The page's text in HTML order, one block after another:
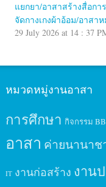
แยกยา/อาสาสร้างสื่อก
จัดกางเกงผ้าอ้อม/อาสา
29 July 2026 at 14 : 37
หมวดหมู่งานอาสา
การศึกษา กิจกรรม
อาสา ค่ายนานาช
IT งานก่อสร้าง งาน